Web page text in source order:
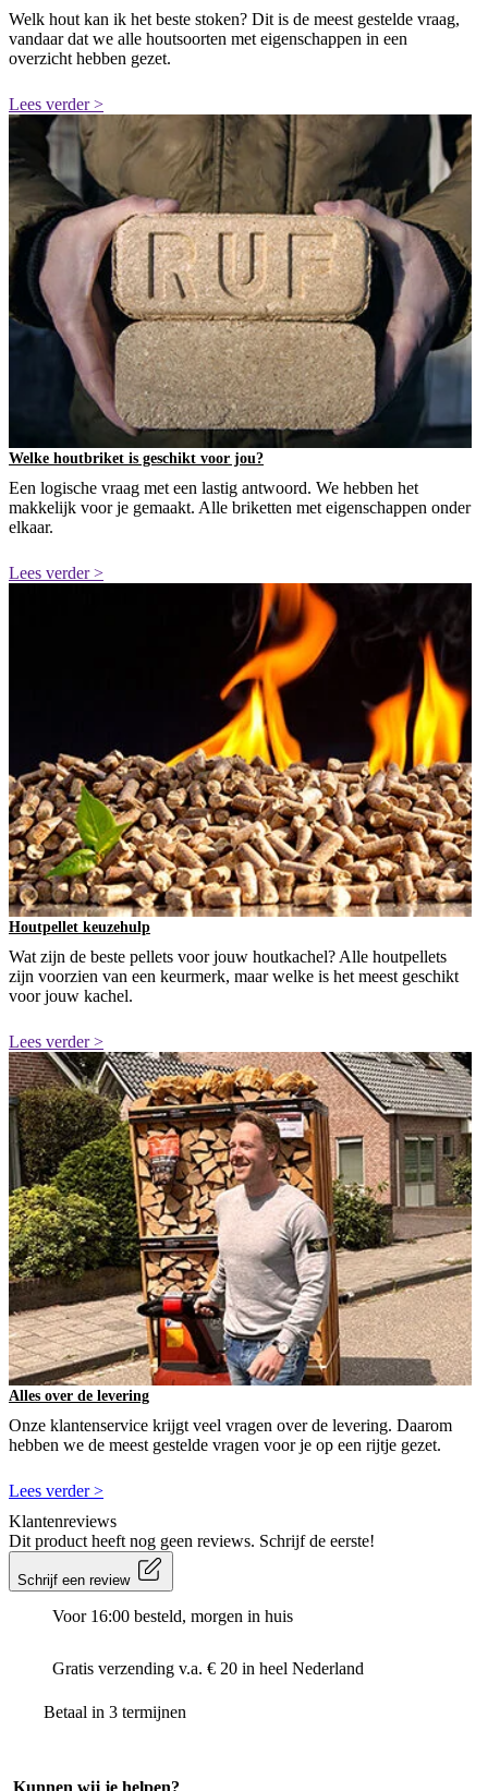
Welk hout kan ik het beste stoken? Dit is de meest gestelde vraag,
vandaar dat we alle houtsoorten met eigenschappen in een
overzicht hebben gezet.
Lees verder >
Welke houtbriket is geschikt voor jou?
Een logische vraag met een lastig antwoord. We hebben het
makkelijk voor je gemaakt. Alle briketten met eigenschappen onder
elkaar.
Lees verder >
Houtpellet keuzehulp
Wat zijn de beste pellets voor jouw houtkachel? Alle houtpellets
zijn voorzien van een keurmerk, maar welke is het meest geschikt
voor jouw kachel.
Lees verder >
Alles over de levering
Onze klantenservice krijgt veel vragen over de levering. Daarom
hebben we de meest gestelde vragen voor je op een rijtje gezet.
Lees verder >
Klantenreviews
Dit product heeft nog geen reviews. Schrijf de eerste!
Schrijf een review
Voor 16:00 besteld, morgen in huis
Gratis verzending v.a. € 20 in heel Nederland
Betaal in 3 termijnen